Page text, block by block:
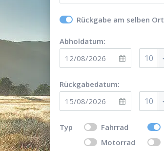
Rückgabe am selben Ort
Abholdatum:
10
Rückgabedatum:
10
Typ Fahrrad
Motorrad